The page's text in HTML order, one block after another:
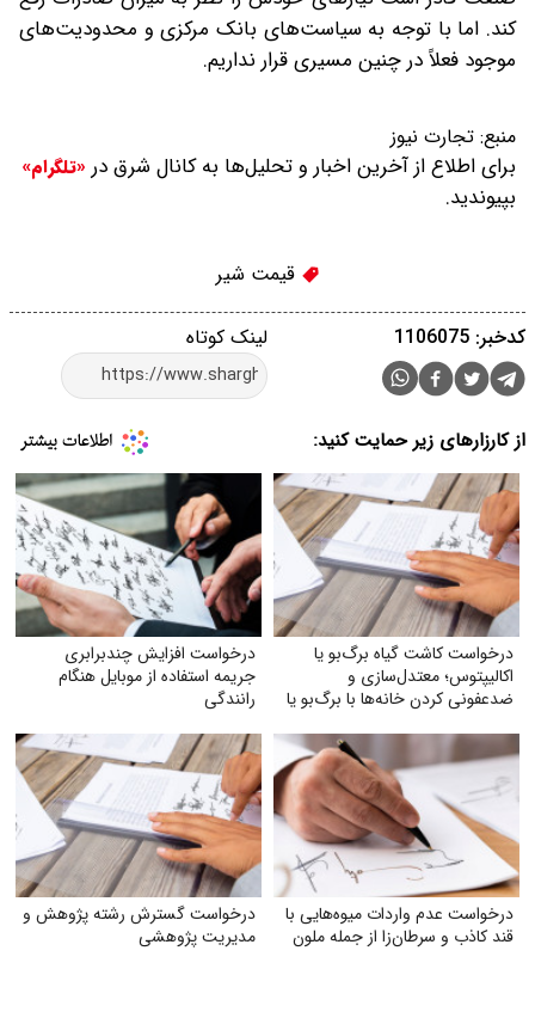
کند. اما با توجه به سیاست‌های بانک مرکزی و محدودیت‌های
موجود فعلاً در چنین مسیری قرار نداریم.
منبع: تجارت نیوز
برای اطلاع از آخرین اخبار و تحلیل‌ها به کانال شرق در «تلگرام»
بپیوندید.
قیمت شیر
لینک کوتاه کدخبر: 1106075
از کارزارهای زیر حمایت کنید:
درخواست کاشت گیاه برگ‌بو یا
اکالیپتوس؛ معتدل‌سازی و
ضدعفونی کردن خانه‌ها با برگ‌بو یا
درخواست افزایش چندبرابری
جریمه استفاده از موبایل هنگام
رانندگی
درخواست عدم واردات میوه‌هایی با
قند کاذب و سرطان‌زا از جمله ملون
درخواست گسترش رشته پژوهش و
مدیریت پژوهشی